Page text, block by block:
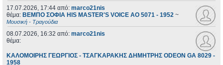
17.07.2026, 17:44 από: marco21nis
θέμα: ΒΕΜΠΟ ΣΟΦΙΑ HIS MASTER'S VOICE AO 5071 - 1952 ~
Μουσική - Τραγούδια
08.07.2026, 16:32 από: marco21nis
θέμα:
ΚΑΛΟΜΟΙΡΗΣ ΓΕΩΡΓΙΟΣ - ΤΣΑΓΚΑΡΑΚΗΣ ΔΗΜΗΤΡΗΣ ODEON GA 8029 -
1958